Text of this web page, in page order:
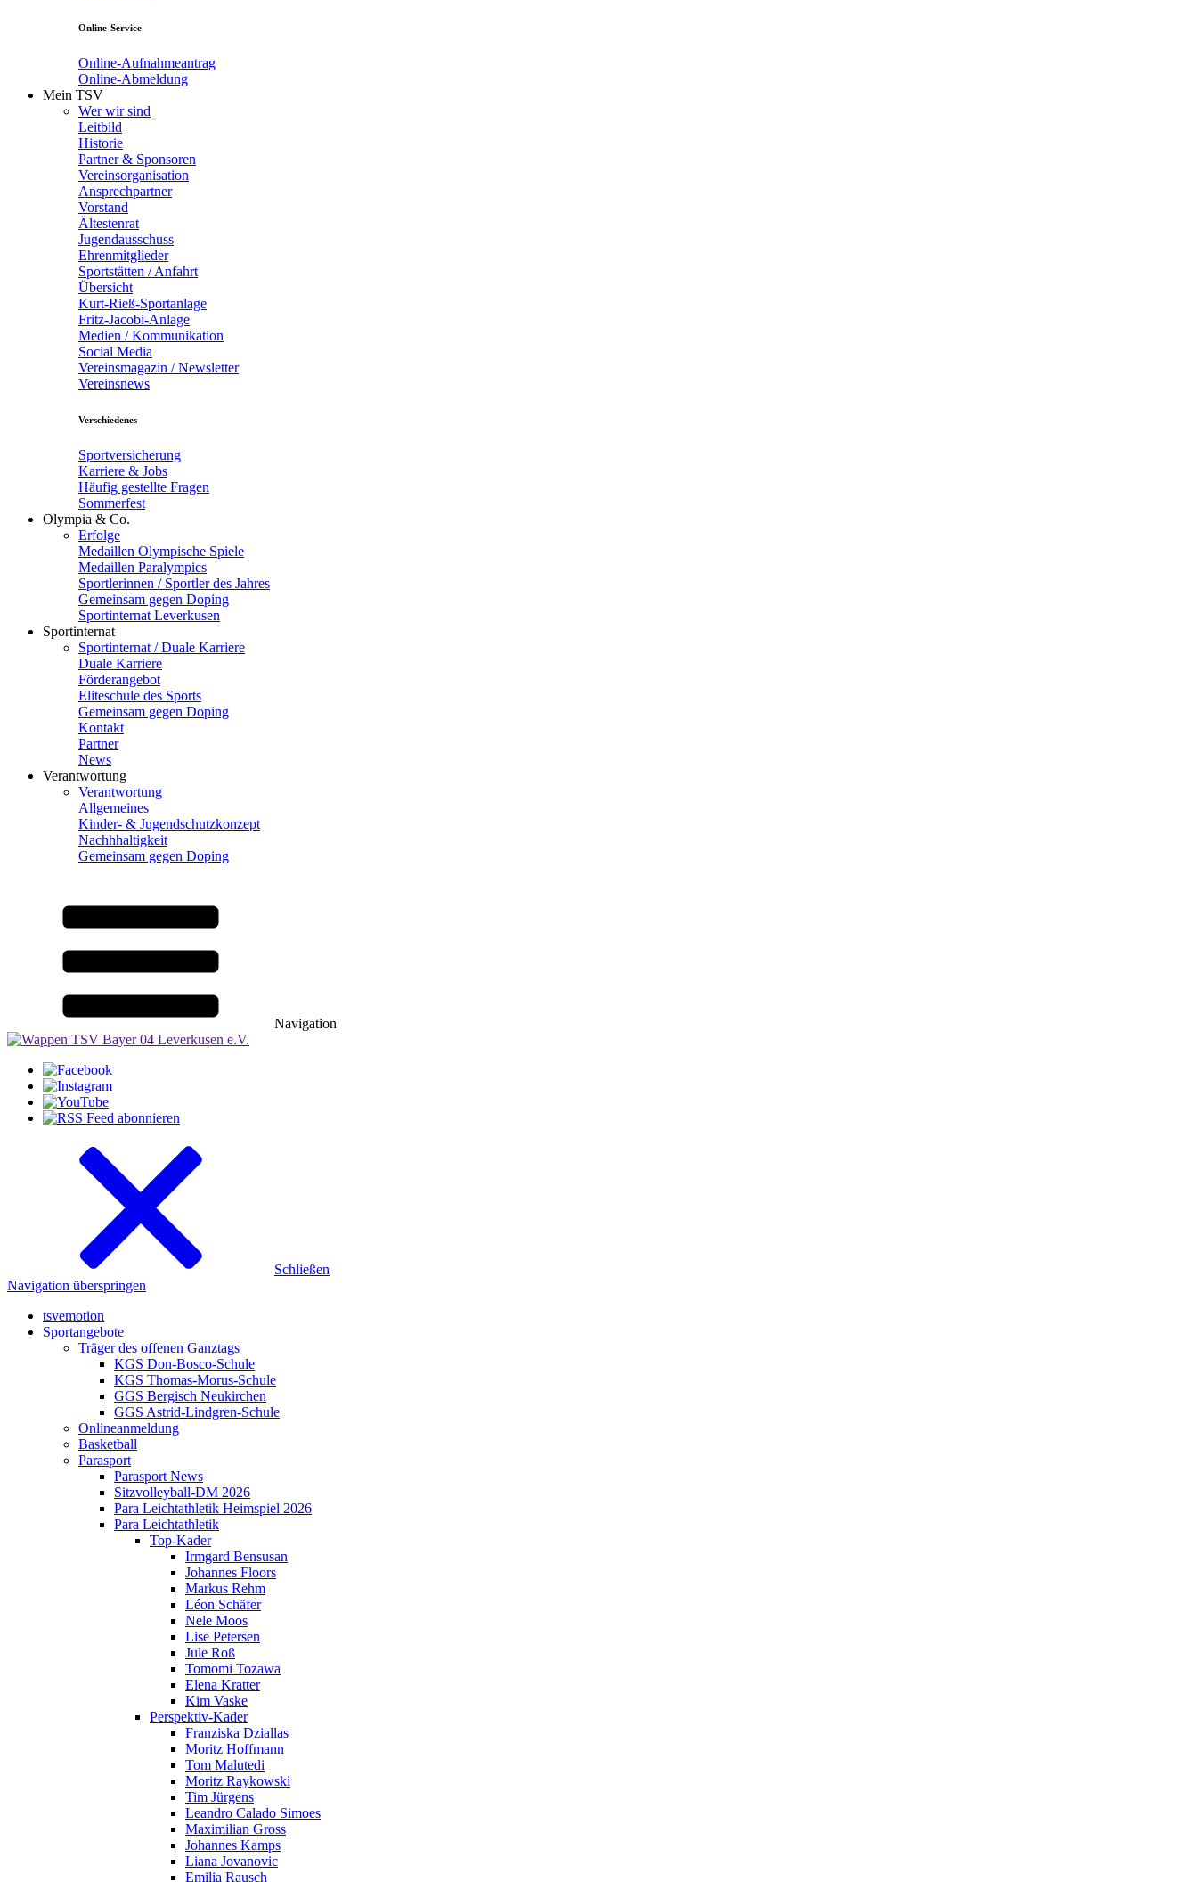
Online-Service
Online-Aufnahmeantrag
Online-Abmeldung
Mein TSV
Wer wir sind
Leitbild
Historie
Partner & Sponsoren
Vereinsorganisation
Ansprechpartner
Vorstand
Ältestenrat
Jugendausschuss
Ehrenmitglieder
Sportstätten / Anfahrt
Übersicht
Kurt-Rieß-Sportanlage
Fritz-Jacobi-Anlage
Medien / Kommunikation
Social Media
Vereinsmagazin / Newsletter
Vereinsnews
Verschiedenes
Sportversicherung
Karriere & Jobs
Häufig gestellte Fragen
Sommerfest
Olympia & Co.
Erfolge
Medaillen Olympische Spiele
Medaillen Paralympics
Sportlerinnen / Sportler des Jahres
Gemeinsam gegen Doping
Sportinternat Leverkusen
Sportinternat
Sportinternat / Duale Karriere
Duale Karriere
Förderangebot
Eliteschule des Sports
Gemeinsam gegen Doping
Kontakt
Partner
News
Verantwortung
Verantwortung
Allgemeines
Kinder- & Jugendschutzkonzept
Nachhhaltigkeit
Gemeinsam gegen Doping
Navigation
Schließen
Navigation überspringen
tsvemotion
Sportangebote
Träger des offenen Ganztags
KGS Don-Bosco-Schule
KGS Thomas-Morus-Schule
GGS Bergisch Neukirchen
GGS Astrid-Lindgren-Schule
Onlineanmeldung
Basketball
Parasport
Parasport News
Sitzvolleyball-DM 2026
Para Leichtathletik Heimspiel 2026
Para Leichtathletik
Top-Kader
Irmgard Bensusan
Johannes Floors
Markus Rehm
Léon Schäfer
Nele Moos
Lise Petersen
Jule Roß
Tomomi Tozawa
Elena Kratter
Kim Vaske
Perspektiv-Kader
Franziska Dziallas
Moritz Hoffmann
Tom Malutedi
Moritz Raykowski
Tim Jürgens
Leandro Calado Simoes
Maximilian Gross
Johannes Kamps
Liana Jovanovic
Emilia Rausch